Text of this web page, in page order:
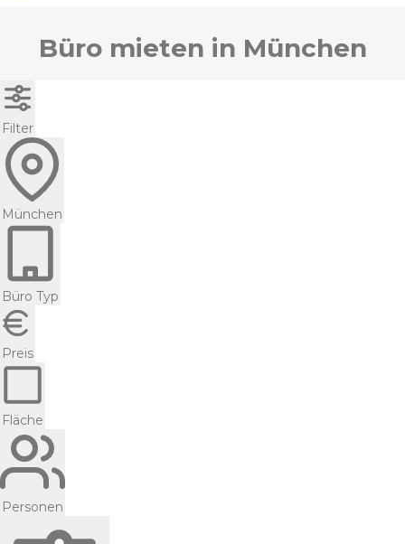
Büro mieten in München
Filter
München
Büro Typ
Preis
Fläche
Personen